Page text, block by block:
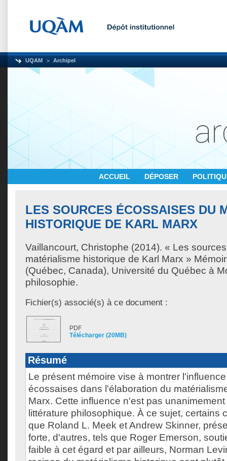
UQAM Archipel
ACCUEIL DÉPOSER
LES SOURCES ÉCOSSAISES DU
HISTORIQUE DE KARL MARX
Vaillancourt, Christophe (2014). « Les
matérialisme historique de Karl Marx »
(Québec, Canada), Université du Québec à
philosophie.
Fichier(s) associé(s) à ce document :
PDF
Télécharger (20MB)
Résumé
Le présent mémoire vise à montrer
écossaises dans l'élaboration du
Marx. Cette influence n'est pas
littérature philosophique. À ce sujet, certains
que Roland L. Meek et Andrew Skinner,
forte, d'autres, tels que Roger Emerson,
faible à cet égard et par ailleurs, Norman